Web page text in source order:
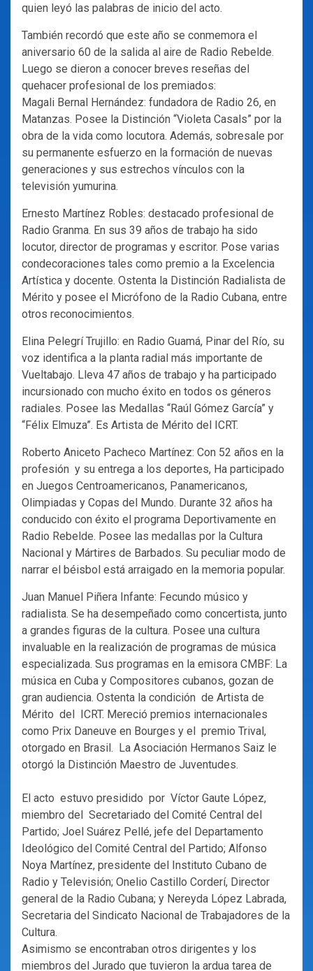
quien leyó las palabras de inicio del acto.
También recordó que este año se conmemora el
aniversario 60 de la salida al aire de Radio Rebelde.
Luego se dieron a conocer breves reseñas del
quehacer profesional de los premiados:
Magali Bernal Hernández: fundadora de Radio 26, en
Matanzas. Posee la Distinción “Violeta Casals” por la
obra de la vida como locutora. Además, sobresale por
su permanente esfuerzo en la formación de nuevas
generaciones y sus estrechos vínculos con la
televisión yumurina.
Ernesto Martínez Robles: destacado profesional de
Radio Granma. En sus 39 años de trabajo ha sido
locutor, director de programas y escritor. Pose varias
condecoraciones tales como premio a la Excelencia
Artística y docente. Ostenta la Distinción Radialista de
Mérito y posee el Micrófono de la Radio Cubana, entre
otros reconocimientos.
Elina Pelegrí Trujillo: en Radio Guamá, Pinar del Río, su
voz identifica a la planta radial más importante de
Vueltabajo. Lleva 47 años de trabajo y ha participado
incursionado con mucho éxito en todos os géneros
radiales. Posee las Medallas “Raúl Gómez García” y
“Félix Elmuza”. Es Artista de Mérito del ICRT.
Roberto Aniceto Pacheco Martínez: Con 52 años en la
profesión y su entrega a los deportes, Ha participado
en Juegos Centroamericanos, Panamericanos,
Olimpiadas y Copas del Mundo. Durante 32 años ha
conducido con éxito el programa Deportivamente en
Radio Rebelde. Posee las medallas por la Cultura
Nacional y Mártires de Barbados. Su peculiar modo de
narrar el béisbol está arraigado en la memoria popular.
Juan Manuel Piñera Infante: Fecundo músico y
radialista. Se ha desempeñado como concertista, junto
a grandes figuras de la cultura. Posee una cultura
invaluable en la realización de programas de música
especializada. Sus programas en la emisora CMBF: La
música en Cuba y Compositores cubanos, gozan de
gran audiencia. Ostenta la condición de Artista de
Mérito del ICRT. Mereció premios internacionales
como Prix Daneuve en Bourges y el premio Trival,
otorgado en Brasil. La Asociación Hermanos Saiz le
otorgó la Distinción Maestro de Juventudes.
El acto estuvo presidido por Víctor Gaute López,
miembro del Secretariado del Comité Central del
Partido; Joel Suárez Pellé, jefe del Departamento
Ideológico del Comité Central del Partido; Alfonso
Noya Martínez, presidente del Instituto Cubano de
Radio y Televisión; Onelio Castillo Corderí, Director
general de la Radio Cubana; y Nereyda López Labrada,
Secretaria del Sindicato Nacional de Trabajadores de la
Cultura.
Asimismo se encontraban otros dirigentes y los
miembros del Jurado que tuvieron la ardua tarea de